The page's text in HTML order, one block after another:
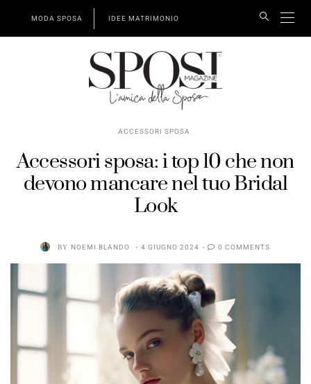
MODA SPOSA IDEE MATRIMONIO
ACCESSORI SPOSA
Accessori sposa: i top 10 che non
devono mancare nel tuo Bridal
Look
BY NOEMI BLANDO 4 GIUGNO 2024 0 COMMENTS